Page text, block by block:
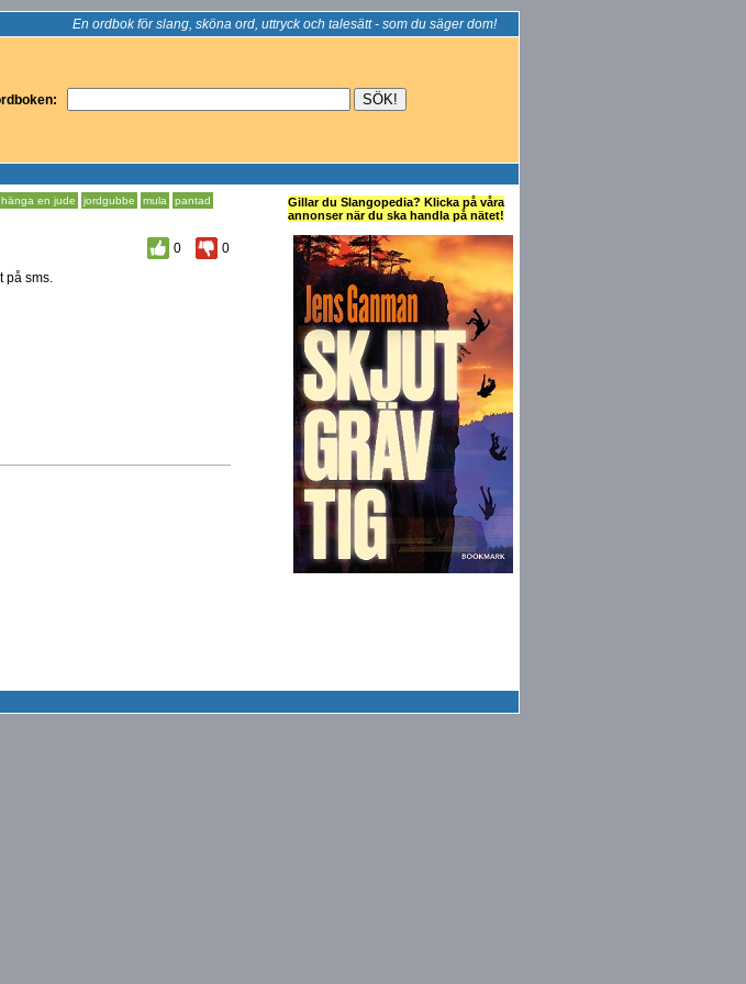
En ordbok för slang, sköna ord, uttryck och talesätt - som du säger dom!
hänga en jude jordgubbe mula pantad
0
0
på sms.
Gillar du Slangopedia? Klicka på våra
annonser när du ska handla på nätet!